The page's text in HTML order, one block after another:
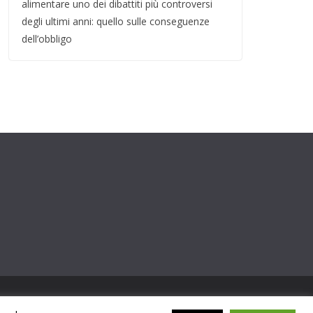
alimentare uno dei dibattiti più controversi
degli ultimi anni: quello sulle conseguenze
dell’obbligo